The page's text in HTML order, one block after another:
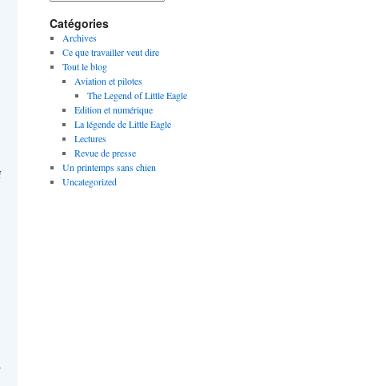
Catégories
Archives
Ce que travailler veut dire
Tout le blog
Aviation et pilotes
The Legend of Little Eagle
Edition et numérique
La légende de Little Eagle
Lectures
Revue de presse
Un printemps sans chien
Uncategorized